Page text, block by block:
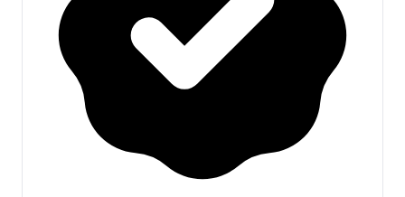
Tesis İçi Aktiviteler:
Yüzme ve Havuz Keyfi:
Tesisimizin havuzunda
serinleyebilir, güneşin ve suyun keyfini
çıkarabilirsiniz. Özellikle yaz aylarında
havuzumuz, misafirlerimiz için önemli bir
sosyalleşme ve rahatlama alanıdır.
Doğa Yürüyüşleri:Kamp alanımızı çevreleyen